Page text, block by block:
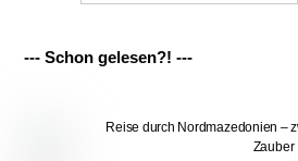
--- Schon gelesen?! ---
Reise durch Nordmazedonien –
Zauber